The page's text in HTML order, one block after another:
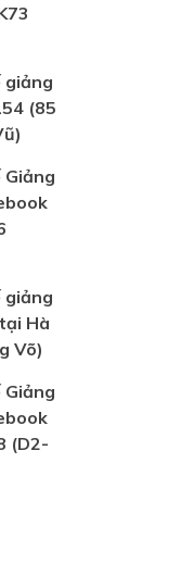
giảng
(85
Giảng
giảng
Hà
Võ)
Giảng
(D2-